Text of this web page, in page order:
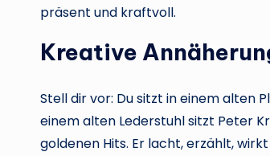
präsent und kraftvoll.
Kreative
Stell dir vor: Du sitzt in einem alten
einem alten Lederstuhl sitzt Peter
goldenen Hits. Er lacht, erzählt,